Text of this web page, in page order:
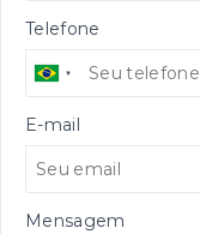
Telefone
E-mail
Mensagem